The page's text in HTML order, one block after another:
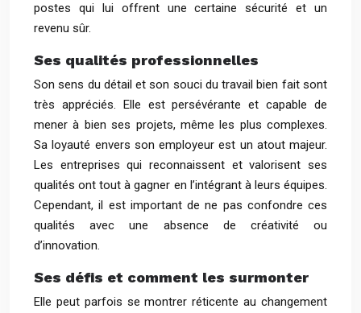
postes qui lui offrent une certaine sécurité et un
revenu sûr.
Ses qualités professionnelles
Son sens du détail et son souci du travail bien fait sont
très appréciés. Elle est persévérante et capable de
mener à bien ses projets, même les plus complexes.
Sa loyauté envers son employeur est un atout majeur.
Les entreprises qui reconnaissent et valorisent ses
qualités ont tout à gagner en l’intégrant à leurs équipes.
Cependant, il est important de ne pas confondre ces
qualités avec une absence de créativité ou
d’innovation.
Ses défis et comment les surmonter
Elle peut parfois se montrer réticente au changement